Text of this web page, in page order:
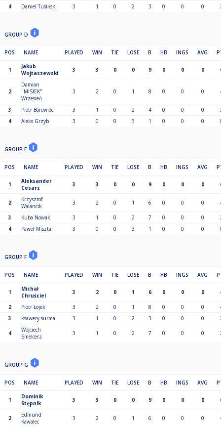
4 Daniel Tusiński 3 1 0 2 3 0 0 0
GROUP D
POS NAME PLAYED WIN TIE LOSE B HB INGS AVG
1
Jakub
Wojtaszewski
3 3 0 0 9 0 0 0
2
Damian
"MISIEK"
Wrzesień
3 2 0 1 8 0 0 0
3 Piotr Borowiec 3 1 0 2 4 0 0 0
4
Aleks Grzyb 3 0 0 3 1 0 0 0
GROUP E
POS NAME PLAYED WIN TIE LOSE B HB INGS AVG
1
Aleksander
Cesarz
3 3 0 0 9 0 0 0
2
Krzysztof
Walancik
3 2 0 1 6 0 0 0
3 Kuba Nowak 3 1 0 2 7 0 0 0
4
Paweł Misztal 3 0 0 3 1 0 0 0
GROUP F
POS NAME PLAYED WIN TIE LOSE B HB INGS AVG
1
Michał
Chruściel
3 2 0 1 6 0 0 0
2 Piotr Łojek 3 2 0 1 8 0 0 0
3
ksawery surma 3 1 0 2 3 0 0 0
4
Wojciech
Smelcerz
3 1 0 2 7 0 0 0
GROUP G
POS NAME PLAYED WIN TIE LOSE B HB INGS AVG
1
Dominik
Stępnik
3 3 0 0 9 0 0 0
2
Edmund
Kawalec
3 2 0 1 6 0 0 0